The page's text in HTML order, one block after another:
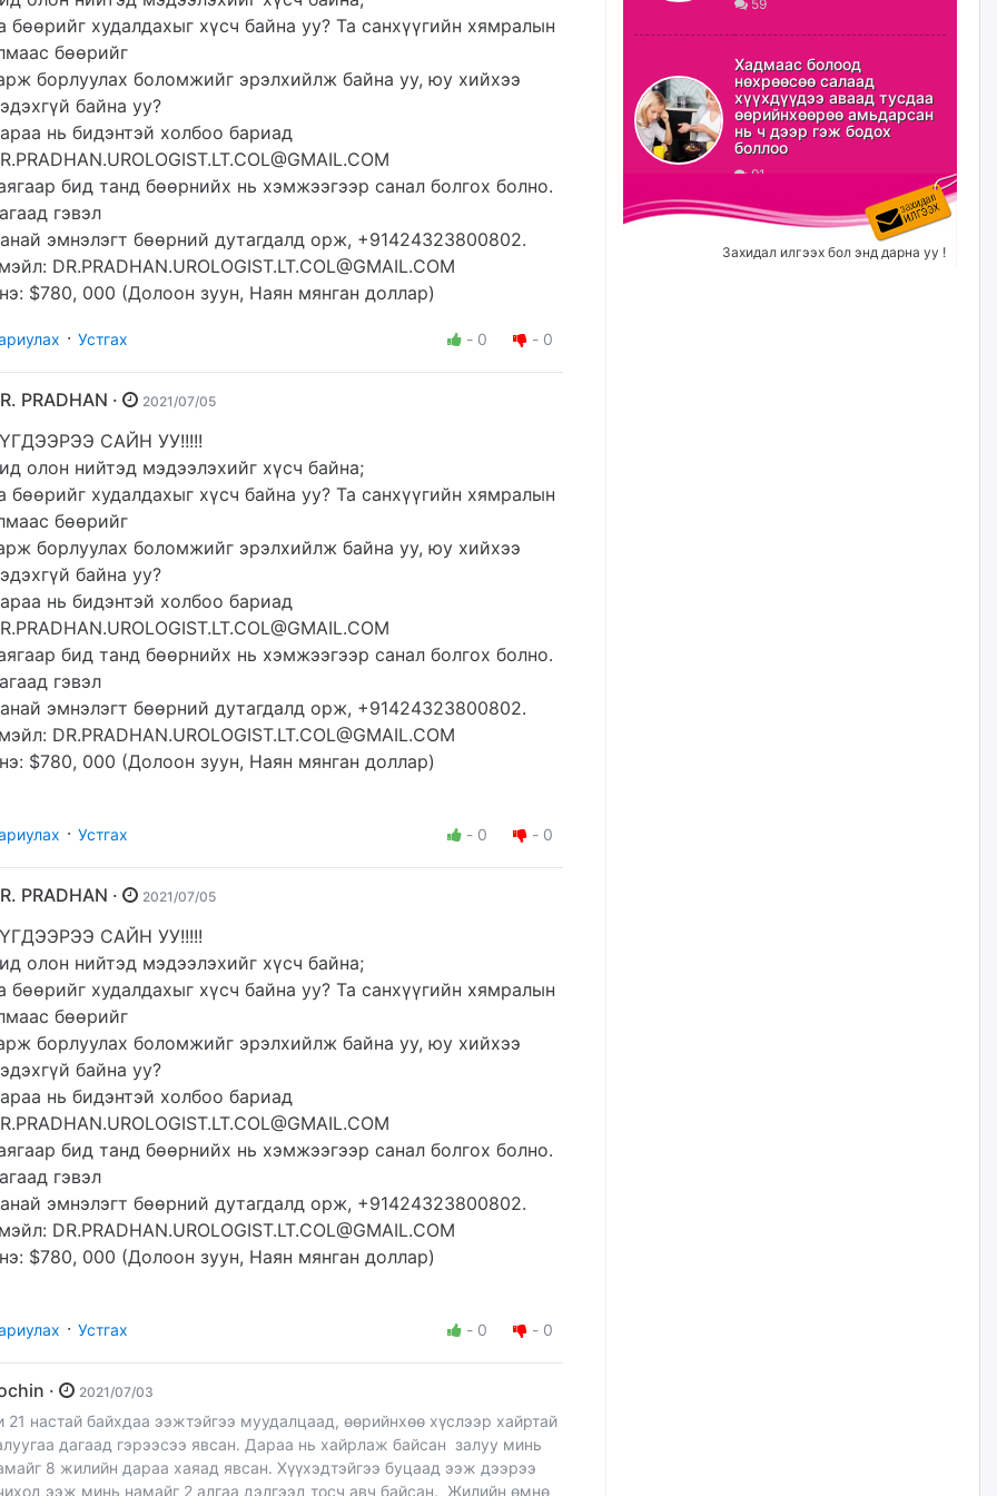
бөөрийг худалдахыг хүсч байна уу? Та санхүүгийн хямралын
бөөрийг
борлуулах боломжийг эрэлхийлж байна уу, юу хийхээ
байна уу?
нь бидэнтэй холбоо бариад
бид танд бөөрнийх нь хэмжээгээр санал болгох болно.
гэвэл
эмнэлэгт бөөрний дутагдалд орж, +91424323800802.
DR.PRADHAN.UROLOGIST.LT.COL@GMAIL.COM
$780, 000 (Долоон зуун, Наян мянган доллар)
· Устгах - 0 - 0
DR. PRADHAN · 2021/07/05
САЙН УУ!!!!!
олон нийтэд мэдээлэхийг хүсч байна;
бөөрийг худалдахыг хүсч байна уу? Та санхүүгийн хямралын
бөөрийг
борлуулах боломжийг эрэлхийлж байна уу, юу хийхээ
байна уу?
нь бидэнтэй холбоо бариад
бид танд бөөрнийх нь хэмжээгээр санал болгох болно.
гэвэл
эмнэлэгт бөөрний дутагдалд орж, +91424323800802.
DR.PRADHAN.UROLOGIST.LT.COL@GMAIL.COM
$780, 000 (Долоон зуун, Наян мянган доллар)
· Устгах - 0 - 0
DR. PRADHAN · 2021/07/05
САЙН УУ!!!!!
олон нийтэд мэдээлэхийг хүсч байна;
бөөрийг худалдахыг хүсч байна уу? Та санхүүгийн хямралын
бөөрийг
борлуулах боломжийг эрэлхийлж байна уу, юу хийхээ
байна уу?
нь бидэнтэй холбоо бариад
бид танд бөөрнийх нь хэмжээгээр санал болгох болно.
гэвэл
эмнэлэгт бөөрний дутагдалд орж, +91424323800802.
DR.PRADHAN.UROLOGIST.LT.COL@GMAIL.COM
$780, 000 (Долоон зуун, Наян мянган доллар)
· Устгах - 0 - 0
zochin · 2021/07/03
21 настай байхдаа ээжтэйгээ муудалцаад, өөрийнхөө хүслээр хайртай
дагаад гэрээсээ явсан. Дараа нь хайрлаж байсан залуу минь
8 жилийн дараа хаяад явсан. Хүүхэдтэйгээ буцаад ээж дээрээ
ээж минь намайг 2 алгаа дэлгээд тосч авч байсан. Жилийн өмнө
ХЗДХ-ын сайд С.Амарсайхан:
Авлигаар авсан хөрөнгийг
хурааж, нийгмийн сайн
сайхны хөгжилд зориулах
бөгөөд үүнийг хэд хэдэн эрх
бүхий байгууллагаас санал авна
өчигдѳр
Шатахууныг олдож байгаа
газраас нь л авч байна. Үнэ
тарифаас илүү хангамж дээр
анхаарч байна
59
Хадмаас болоод
нөхрөөсөө салаад
хүүхдүүдээ аваад тусдаа
өөрийнхөөрөө амьдарсан
нь ч дээр гэж бодох
боллоо
91
Захидал илгээх бол энд дарна уу !